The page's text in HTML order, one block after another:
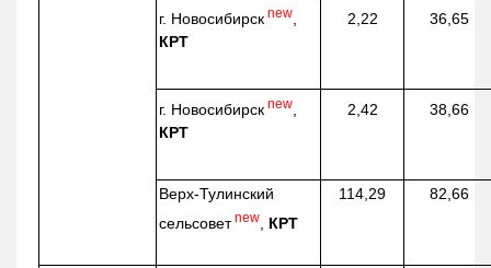
г. Новосибирск new
КРТ
2,22 36,65
г. Новосибирск new
КРТ
2,42 38,66
Верх-Тулинский
сельсовет new КРТ
114,29 82,66